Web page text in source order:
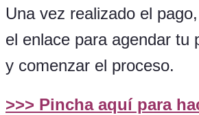
Una vez realizado el
el enlace para agendar tu
y comenzar el proceso.
>>> Pincha aquí para